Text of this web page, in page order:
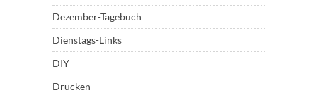
Dezember-Tagebuch
Dienstags-Links
DIY
Drucken